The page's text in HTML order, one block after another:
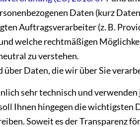
Daten (kurz
Auftragsverarbeiter (z. B.
welche rechtmäßigen
zu verstehen.
Daten, die wir über Sie
sehr technisch und
Ihnen hingegen die wichtigsten
Soweit es der Transparenz